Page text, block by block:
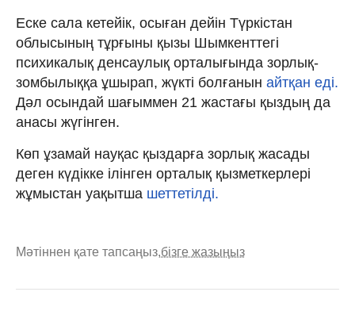
Еске сала кетейік, осыған дейін Түркістан
облысының тұрғыны қызы Шымкенттегі
психикалық денсаулық орталығында зорлық-
зомбылыққа ұшырап, жүкті болғанын айтқан еді.
Дәл осындай шағыммен 21 жастағы қыздың да
анасы жүгінген.
Көп ұзамай науқас қыздарға зорлық жасады
деген күдікке ілінген орталық қызметкерлері
жұмыстан уақытша шеттетілді.
Мәтіннен қате тапсаңыз,бізге жазыңыз